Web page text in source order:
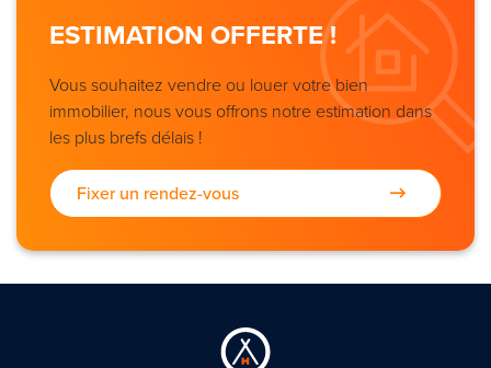
ESTIMATION OFFERTE !
Vous souhaitez vendre ou louer votre bien
immobilier, nous vous offrons notre estimation dans
les plus brefs délais !
Fixer un rendez-vous